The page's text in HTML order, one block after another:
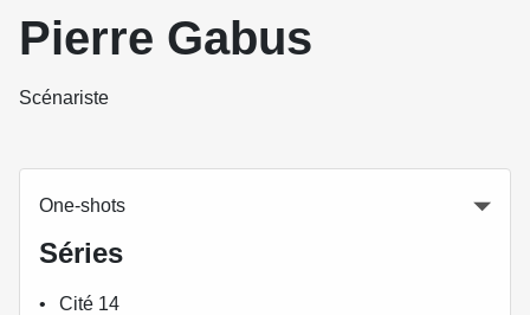
Pierre Gabus
Scénariste
One-shots
Séries
Cité 14